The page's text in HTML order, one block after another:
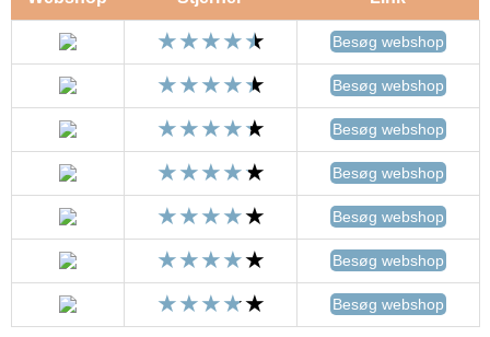
Besøg webshop
Besøg webshop
Besøg webshop
Besøg webshop
Besøg webshop
Besøg webshop
Besøg webshop